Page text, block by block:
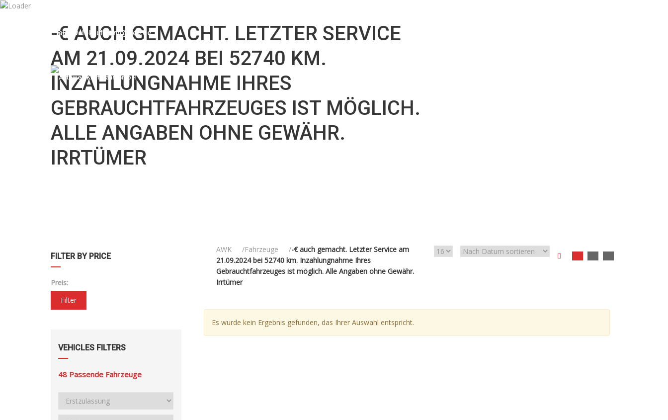
autowelt-kaufmann@web.de
-€ AUCH GEMACHT. LETZTER SERVICE
AM 21.09.2024 BEI 52740 KM.
INZAHLUNGNAHME IHRES
GEBRAUCHTFAHRZEUGES IST MÖGLICH.
ALLE ANGABEN OHNE GEWÄHR.
IRRTÜMER
FILTER BY PRICE
Preis:
Filter
VEHICLES FILTERS
48 Passende Fahrzeuge
AWK Fahrzeuge
-€ auch gemacht. Letzter Service am
21.09.2024 bei 52740 km. Inzahlungnahme Ihres
Gebrauchtfahrzeuges ist möglich. Alle Angaben ohne Gewähr.
Irrtümer
Es wurde kein Ergebnis gefunden, das Ihrer Auswahl entspricht.